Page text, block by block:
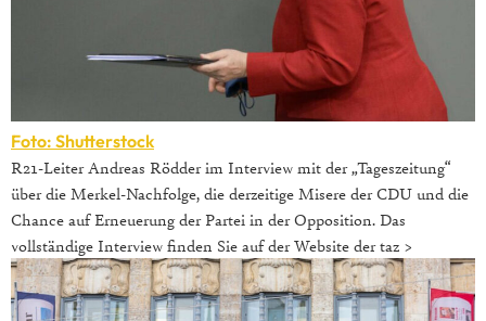
Foto: Shutterstock
R21-Leiter Andreas Rödder im Interview mit der „Tageszeitung“
über die Merkel-Nachfolge, die derzeitige Misere der CDU und die
Chance auf Erneuerung der Partei in der Opposition. Das
vollständige Interview finden Sie auf der Website der taz >